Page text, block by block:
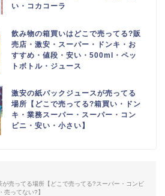
い・コカコーラ
飲み物の箱買いはどこで売ってる?販
売店・激安・スーパー・ドンキ・お
すすめ・値段・安い・500ml・ペッ
トボトル・ジュース
激安の紙パックジュースが売ってる
場所【どこで売ってる?箱買い・ドン
キ・業務スーパー・スーパー・コン
ビニ・安い・小さい】
が売ってる場所【どこで売ってる?スーパー・コンビ
売ってない?】